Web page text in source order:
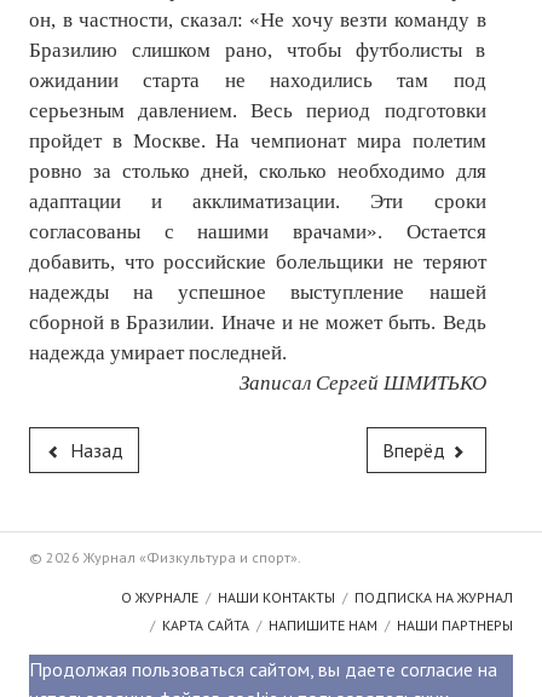
он, в частности, сказал: «Не хочу везти команду в
Бразилию слишком рано, чтобы футболисты в
ожидании старта не находились там под
серьезным давлением. Весь период подготовки
пройдет в Москве. На чемпионат мира полетим
ровно за столько дней, сколько необходимо для
адаптации и акклиматизации. Эти сроки
согласованы с нашими врачами». Остается
добавить, что российские болельщики не теряют
надежды на успешное выступление нашей
сборной в Бразилии. Иначе и не может быть. Ведь
надежда умирает последней.
Записал Сергей ШМИТЬКО
Назад Вперёд
© 2026 Журнал «Физкультура и спорт».
О ЖУРНАЛЕ НАШИ КОНТАКТЫ
ПОДПИСКА НА ЖУРНАЛ
КАРТА САЙТА
НАПИШИТЕ НАМ НАШИ ПАРТНЕРЫ
Продолжая пользоваться сайтом, вы даете согласие на